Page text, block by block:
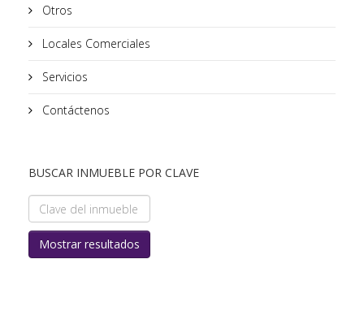
Otros
Locales Comerciales
Servicios
Contáctenos
BUSCAR INMUEBLE POR CLAVE
Mostrar resultados